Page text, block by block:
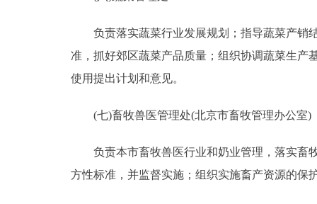
负责落实蔬菜行业发展规划；指导蔬菜产销结
准，抓好郊区蔬菜产品质量；组织协调蔬菜生产
使用提出计划和意见。
(七)畜牧兽医管理处(北京市畜牧管理办公室)
负责本市畜牧兽医行业和奶业管理，落实畜牧
方性标准，并监督实施；组织实施畜产资源的保